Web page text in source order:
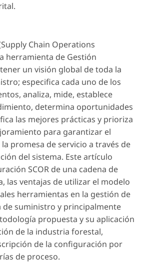
Chain Operations
herramienta de Gestión
un visión global de toda la
especifica cada uno de los
analiza, mide, establece
determina oportunidades
las mejores prácticas y prioriza
para garantizar el
promesa de servicio a través de
del sistema. Este artículo
SCOR de una cadena de
las ventajas de utilizar el modelo
herramientas en la gestión de
de suministro y principalmente
propuesta y su aplicación
de la industria forestal,
de la configuración por
de proceso.